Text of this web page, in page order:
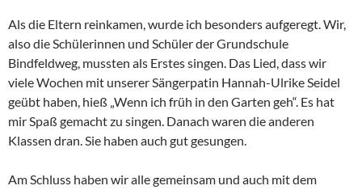
Als die Eltern reinkamen, wurde ich besonders aufgeregt. Wir,
also die Schülerinnen und Schüler der Grundschule
Bindfeldweg, mussten als Erstes singen. Das Lied, dass wir
viele Wochen mit unserer Sängerpatin Hannah-Ulrike Seidel
geübt haben, hieß „Wenn ich früh in den Garten geh“. Es hat
mir Spaß gemacht zu singen. Danach waren die anderen
Klassen dran. Sie haben auch gut gesungen.
Am Schluss haben wir alle gemeinsam und auch mit dem